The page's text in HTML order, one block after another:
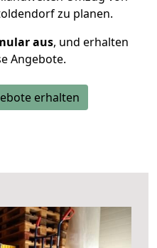
zu planen.
aus, und erhalten
Angebote.
erhalten